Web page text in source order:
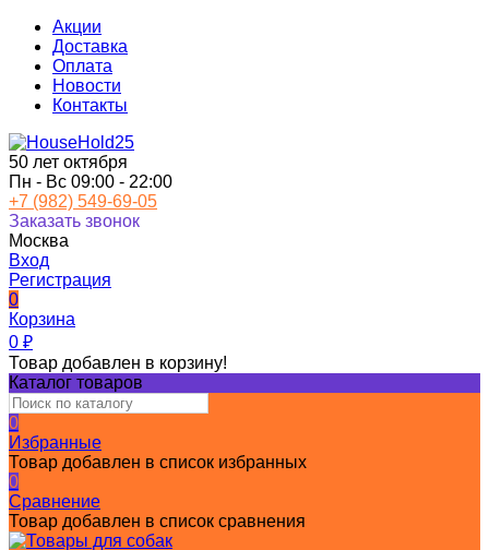
Акции
Доставка
Оплата
Новости
Контакты
50 лет октября
Пн - Вс 09:00 - 22:00
+7 (982) 549-69-05
Заказать звонок
Москва
Вход
Регистрация
0
Корзина
0 ₽
Товар добавлен в корзину!
Каталог товаров
0
Избранные
Товар добавлен в список избранных
0
Сравнение
Товар добавлен в список сравнения